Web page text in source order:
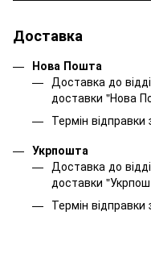
Доставка
Нова Пошта
Доставка до
доставки "Нова
Термін
Укрпошта
Доставка до
доставки
Термін